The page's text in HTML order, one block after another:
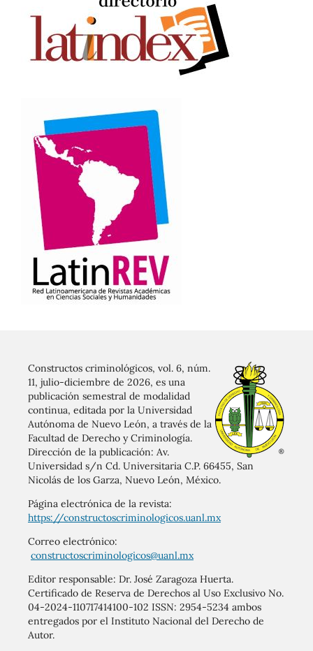
Constructos criminológicos, vol. 6, núm.
11, julio-diciembre de 2026, es una
publicación semestral de modalidad
continua, editada por la Universidad
Autónoma de Nuevo León, a través de la
Facultad de Derecho y Criminología.
Dirección de la publicación: Av.
Universidad s/n Cd. Universitaria C.P. 66455, San
Nicolás de los Garza, Nuevo León, México.
Página electrónica de la revista:
https://constructoscriminologicos.uanl.mx
Correo electrónico:
constructoscriminologicos@uanl.mx
Editor responsable: Dr. José Zaragoza Huerta.
Certificado de Reserva de Derechos al Uso Exclusivo No.
04-2024-110717414100-102 ISSN: 2954-5234 ambos
entregados por el Instituto Nacional del Derecho de
Autor.